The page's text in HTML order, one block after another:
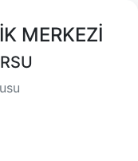
MERKEZİ